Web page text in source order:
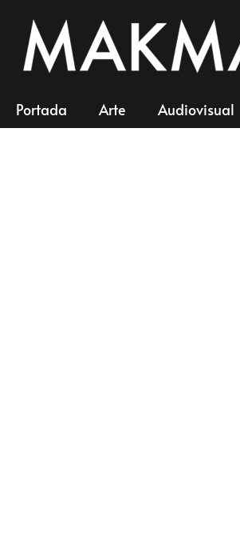
Portada Arte Audiovisual